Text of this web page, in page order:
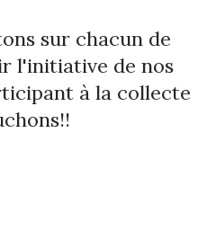
sur chacun de
l'initiative de nos
à la collecte